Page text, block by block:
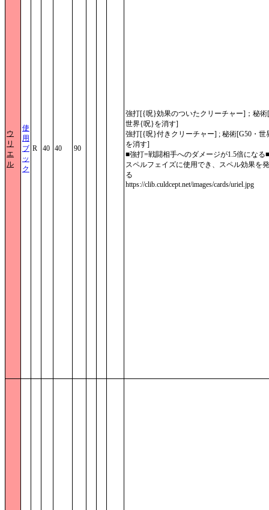
ウ
リ
エ
ル
使
用
ブ
ッ
ク
R 40 40 90
強打[{呪}効果のついたクリーチャー]；秘術
世界{呪}を消す]
強打[{呪}付きクリーチャー] ; 秘術[G50・
を消す]
■強打=戦闘相手へのダメージが1.5倍になる
スペルフェイズに使用でき、スペル効果を
る
https://clib.culdcept.net/images/cards/uriel.jpg